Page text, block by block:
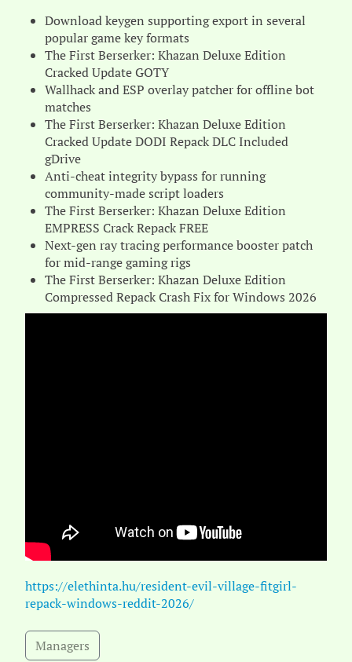
Download keygen supporting export in several
popular game key formats
The First Berserker: Khazan Deluxe Edition
Cracked Update GOTY
Wallhack and ESP overlay patcher for offline bot
matches
The First Berserker: Khazan Deluxe Edition
Cracked Update DODI Repack DLC Included
gDrive
Anti-cheat integrity bypass for running
community-made script loaders
The First Berserker: Khazan Deluxe Edition
EMPRESS Crack Repack FREE
Next-gen ray tracing performance booster patch
for mid-range gaming rigs
The First Berserker: Khazan Deluxe Edition
Compressed Repack Crash Fix for Windows 2026
https://elethinta.hu/resident-evil-village-fitgirl-
repack-windows-reddit-2026/
Managers